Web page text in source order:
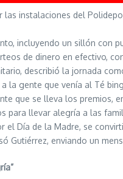
instalaciones del
incluyendo un sillón con
de dinero en efectivo,
describió la jornada
la gente que venía al Té
que se lleva los
para llevar alegría a las
Día de la Madre, se
Gutiérrez, enviando un